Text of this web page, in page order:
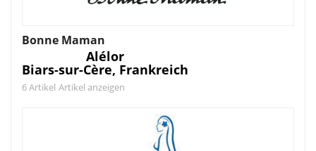
Bonne Maman
Alélor
Biars-sur-Cère, Frankreich
6 Artikel Artikel anzeigen